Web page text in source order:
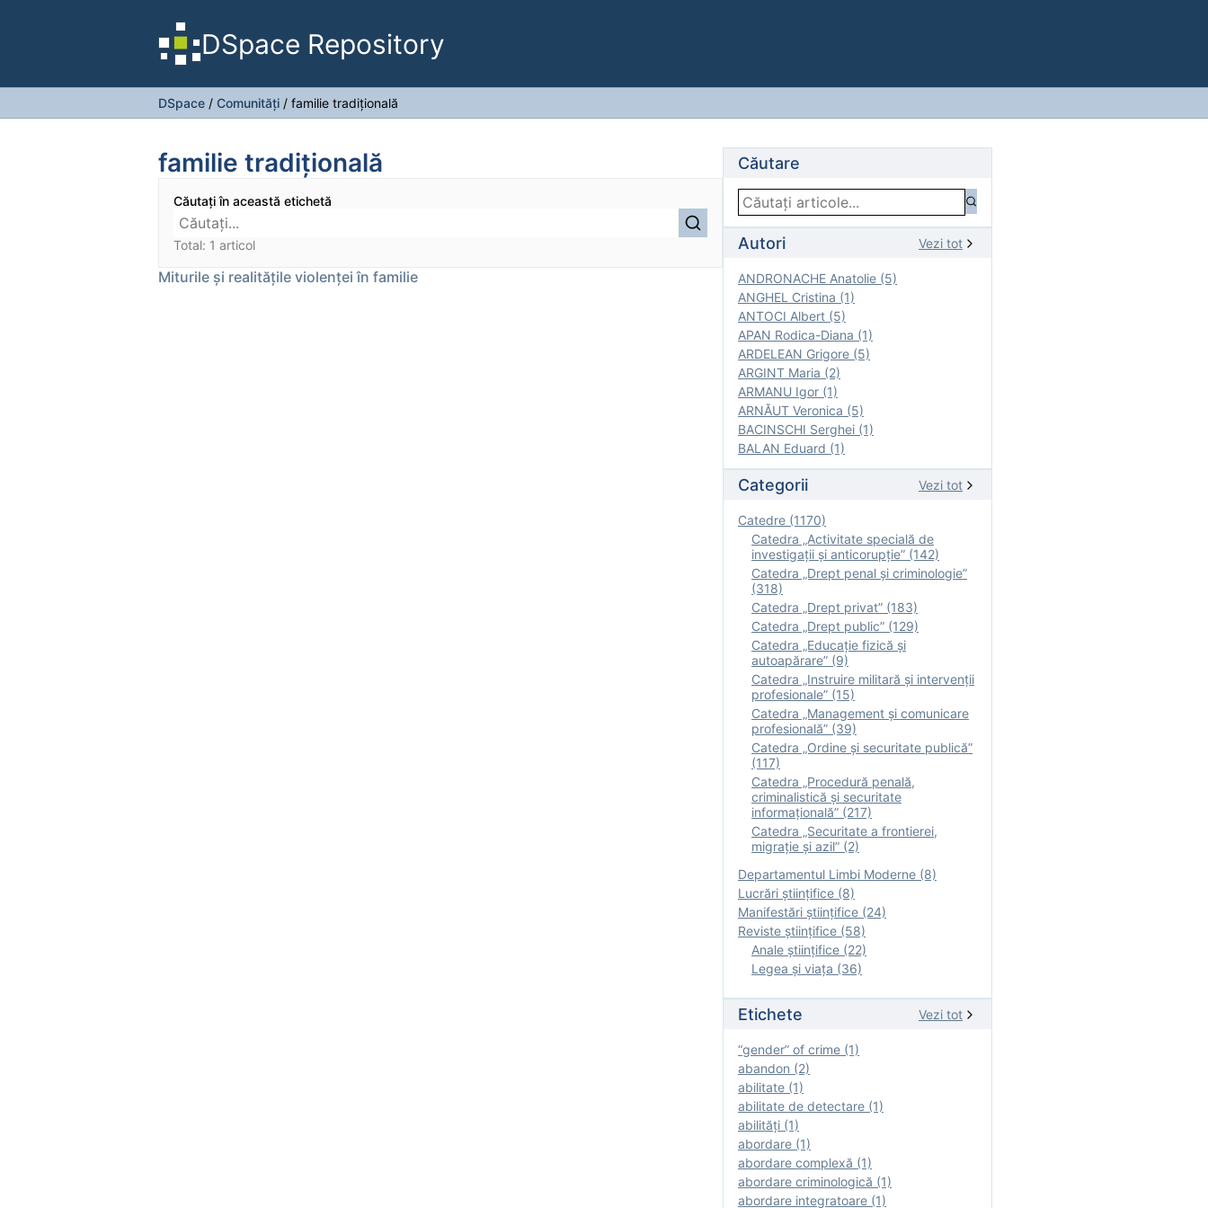
DSpace Repository
DSpace / Comunități / familie tradițională
familie tradițională
Căutați în această etichetă
Total: 1 articol
Miturile și realitățile violenței în familie
Căutare
Autori Vezi tot
ANDRONACHE Anatolie (5)
ANGHEL Cristina (1)
ANTOCI Albert (5)
APAN Rodica-Diana (1)
ARDELEAN Grigore (5)
ARGINT Maria (2)
ARMANU Igor (1)
ARNĂUT Veronica (5)
BACINSCHI Serghei (1)
BALAN Eduard (1)
Categorii Vezi tot
Catedre (1170)
Catedra „Activitate specială de
investigaţii şi anticorupție” (142)
Catedra „Drept penal și criminologie”
(318)
Catedra „Drept privat” (183)
Catedra „Drept public” (129)
Catedra „Educație fizică şi
autoapărare” (9)
Catedra „Instruire militară şi intervenţii
profesionale” (15)
Catedra „Management și comunicare
profesională” (39)
Catedra „Ordine și securitate publică”
(117)
Catedra „Procedură penală,
criminalistică și securitate
informațională” (217)
Catedra „Securitate a frontierei,
migrație și azil” (2)
Departamentul Limbi Moderne (8)
Lucrări științifice (8)
Manifestări ştiinţifice (24)
Reviste ştiinţifice (58)
Anale ştiinţifice (22)
Legea şi viaţa (36)
Etichete Vezi tot
“gender” of crime (1)
abandon (2)
abilitate (1)
abilitate de detectare (1)
abilităţi (1)
abordare (1)
abordare complexă (1)
abordare criminologică (1)
abordare integratoare (1)